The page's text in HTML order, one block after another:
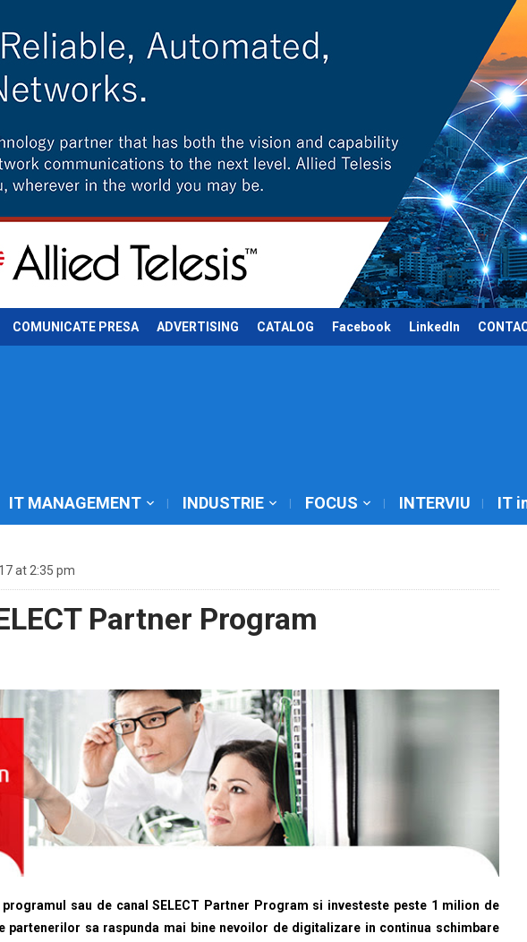
COMUNICATE PRESA ADVERTISING CATALOG Facebook LinkedIn
IT MANAGEMENT INDUSTRIE FOCUS INTERVIU IT
at 2:35 pm
Partner Program
sau de canal SELECT Partner Program si investeste peste 1 milion de
partenerilor sa raspunda mai bine nevoilor de digitalizare in continua schimbare